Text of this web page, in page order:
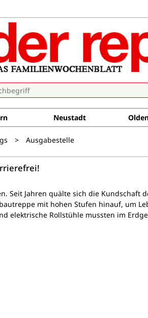
Neustadt
> Ausgabestelle
Seit Jahren quälte sich die Kundschaft
mit hohen Stufen hinauf, um
elektrische Rollstühle mussten im